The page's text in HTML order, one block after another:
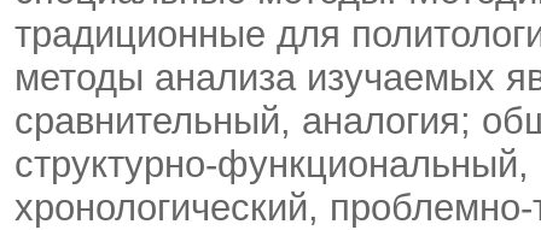
традиционные для
методы анализа изучаемых
сравнительный, аналогия;
структурно-
хронологический, проблемно-